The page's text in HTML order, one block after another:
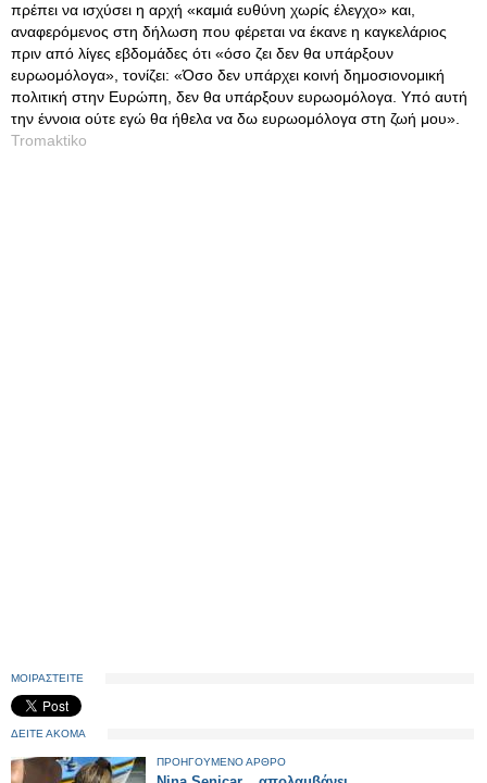
πρέπει να ισχύσει η αρχή «καμιά ευθύνη χωρίς έλεγχο» και,
αναφερόμενος στη δήλωση που φέρεται να έκανε η καγκελάριος
πριν από λίγες εβδομάδες ότι «όσο ζει δεν θα υπάρξουν
ευρωομόλογα», τονίζει: «Όσο δεν υπάρχει κοινή δημοσιονομική
πολιτική στην Ευρώπη, δεν θα υπάρξουν ευρωομόλογα. Υπό αυτή
την έννοια ούτε εγώ θα ήθελα να δω ευρωομόλογα στη ζωή μου».
Tromaktiko
ΜΟΙΡΑΣΤΕΙΤΕ
ΔΕΙΤΕ ΑΚΟΜΑ
ΠΡΟΗΓΟΥΜΕΝΟ ΑΡΘΡΟ